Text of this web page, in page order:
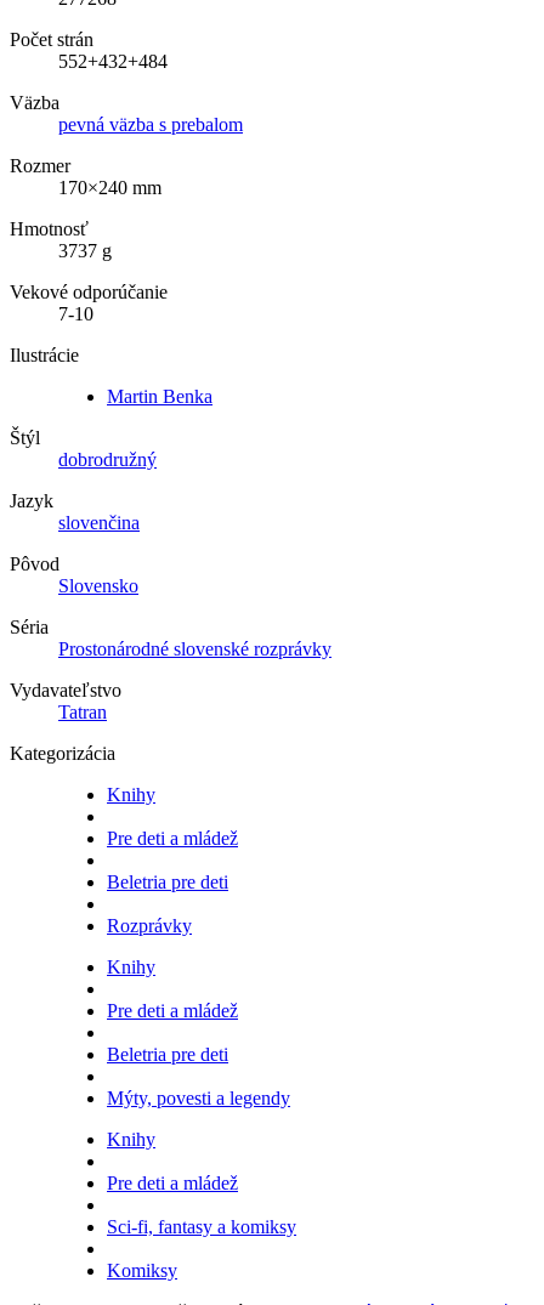
Počet strán
552+432+484
Väzba
pevná väzba s prebalom
Rozmer
170×240 mm
Hmotnosť
3737 g
Vekové odporúčanie
7-10
Ilustrácie
Martin Benka
Štýl
dobrodružný
Jazyk
slovenčina
Pôvod
Slovensko
Séria
Prostonárodné slovenské rozprávky
Vydavateľstvo
Tatran
Kategorizácia
Knihy
Pre deti a mládež
Beletria pre deti
Rozprávky
Knihy
Pre deti a mládež
Beletria pre deti
Mýty, povesti a legendy
Knihy
Pre deti a mládež
Sci-fi, fantasy a komiksy
Komiksy